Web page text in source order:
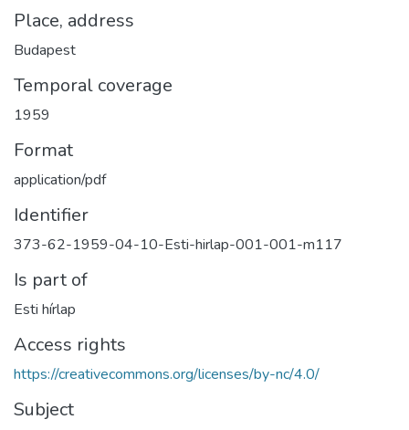
Place, address
Budapest
Temporal coverage
1959
Format
application/pdf
Identifier
373-62-1959-04-10-Esti-hirlap-001-001-m117
Is part of
Esti hírlap
Access rights
https://creativecommons.org/licenses/by-nc/4.0/
Subject